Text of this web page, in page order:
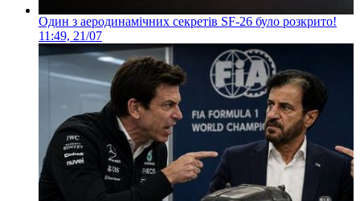
Один з аеродинамічних секретів SF-26 було розкрито!
11:49, 21/07